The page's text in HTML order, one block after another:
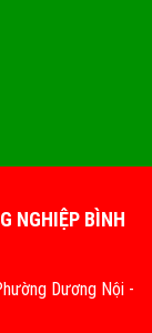
NGHIỆP BÌNH
Dương Nội -